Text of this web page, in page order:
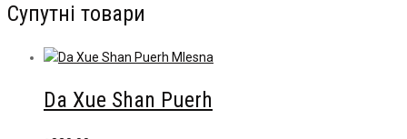
Супутні товари
Da Xue Shan Puerh